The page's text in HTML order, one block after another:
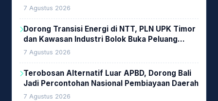
7 Agustus 2026
Dorong Transisi Energi di NTT, PLN UPK Timor
dan Kawasan Industri Bolok Buka Peluang
Investasi Woodchip untuk Cofiring PLTU Bolok
7 Agustus 2026
Terobosan Alternatif Luar APBD, Dorong Bali
Jadi Percontohan Nasional Pembiayaan Daerah
7 Agustus 2026